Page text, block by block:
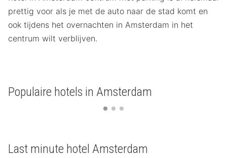
prettig voor als je met de auto naar de stad komt en
ook tijdens het overnachten in Amsterdam in het
centrum wilt verblijven.
Populaire hotels in Amsterdam
Last minute hotel Amsterdam